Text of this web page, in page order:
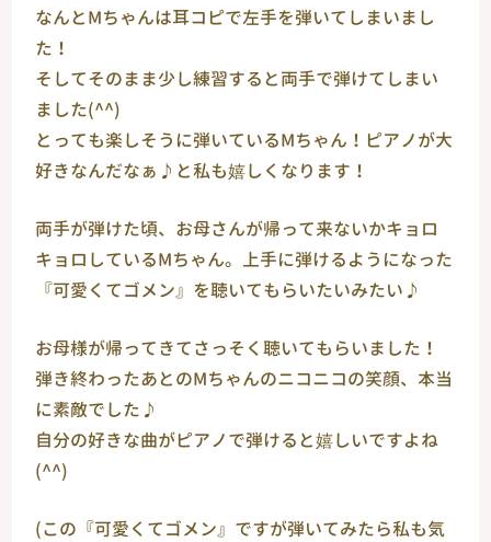
なんとМちゃんは耳コピで左手を弾いてしまいまし
た！
そしてそのまま少し練習すると両手で弾けてしまい
ました(^^)
とっても楽しそうに弾いているМちゃん！ピアノが大
好きなんだなぁ♪と私も嬉しくなります！
両手が弾けた頃、お母さんが帰って来ないかキョロ
キョロしているМちゃん。上手に弾けるようになった
『可愛くてゴメン』を聴いてもらいたいみたい♪
お母様が帰ってきてさっそく聴いてもらいました！
弾き終わったあとのМちゃんのニコニコの笑顔、本当
に素敵でした♪
自分の好きな曲がピアノで弾けると嬉しいですよね
(^^)
(この『可愛くてゴメン』ですが弾いてみたら私も気